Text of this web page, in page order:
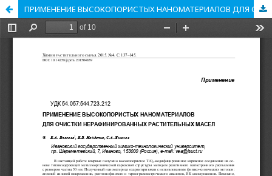
ПРИМЕНЕНИЕ ВЫСОКОПОРИСТЫХ НАНОМАТЕРИАЛОВ ДЛЯ ОЧИСТКИ НЕРАФИНИРОВАННЫХ РАСТИТЕЛЬНЫХ МАСЕЛ